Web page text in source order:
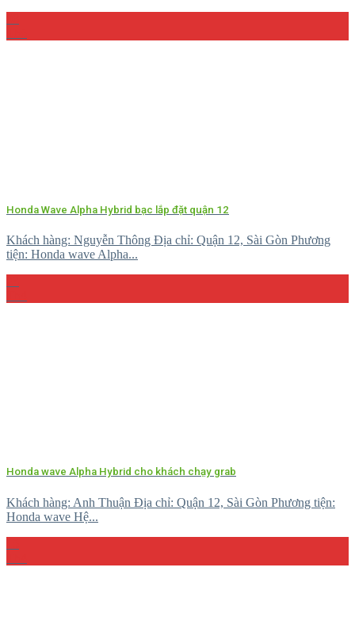
Honda Wave Alpha Hybrid bạc lắp đặt quận 12
Khách hàng: Nguyễn Thông Địa chỉ: Quận 12, Sài Gòn Phương
tiện: Honda wave Alpha...
Honda wave Alpha Hybrid cho khách chạy grab
Khách hàng: Anh Thuận Địa chỉ: Quận 12, Sài Gòn Phương tiện:
Honda wave Hệ...